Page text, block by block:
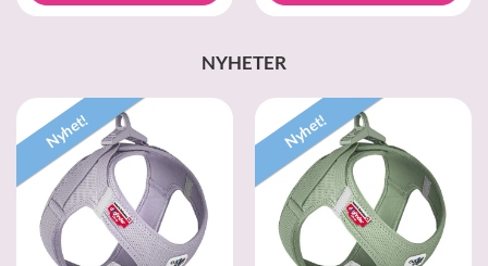
NYHETER
Nyhet! Nyhet!